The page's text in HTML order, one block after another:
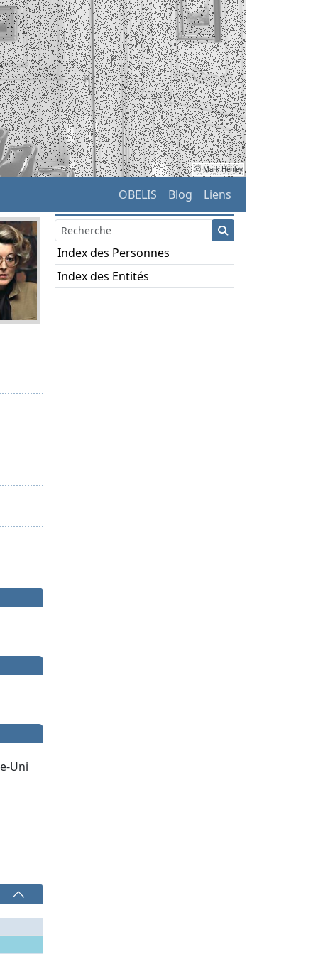
ⓒ Mark Henley
OBELIS Blog Liens
Uni
Index des Personnes
Index des Entités